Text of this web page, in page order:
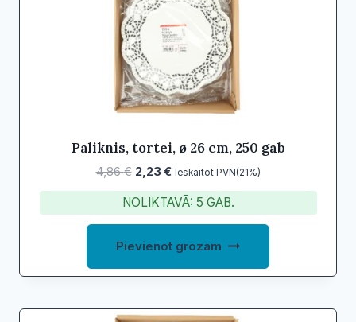
Paliknis, tortei, ø 26 cm, 250 gab
4,86€ Original
price
was:
4,86 €.
2,23€Current
price
is:
2,23 €.
Ieskaitot PVN(21%)
NOLIKTAVĀ: 5 GAB.
Pievienot grozam